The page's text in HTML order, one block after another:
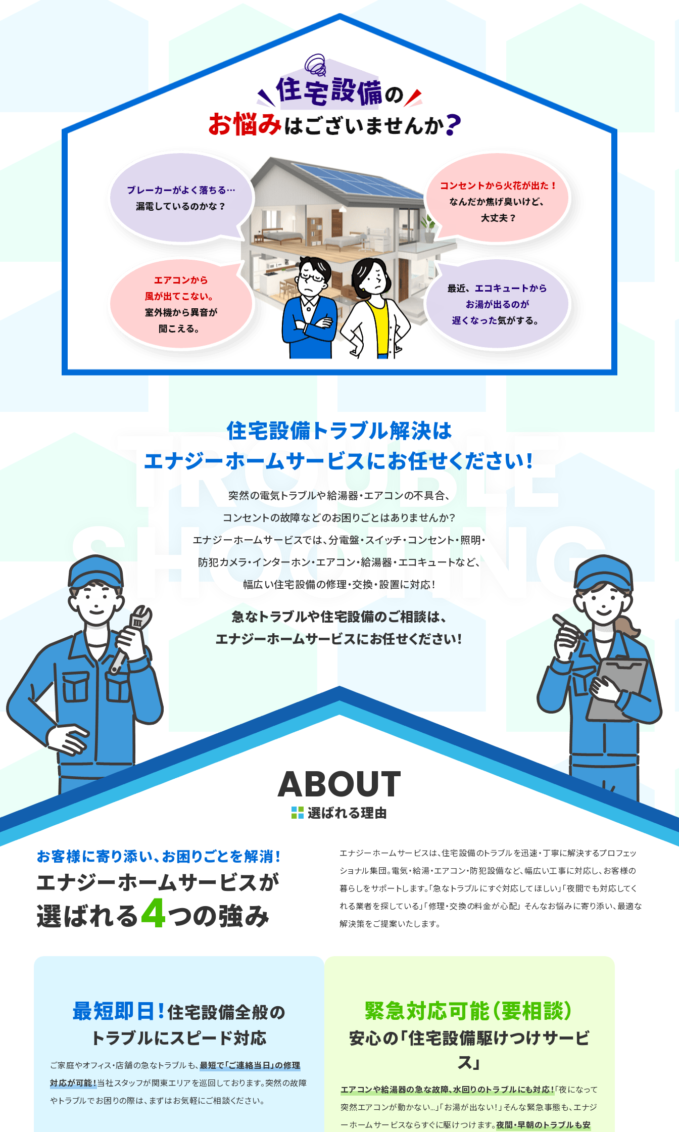
住宅設備トラブル解決は
エナジーホームサービスにお任せください！
突然の電気トラブルや給湯器・エアコンの不具合、
コンセントの故障などのお困りごとはありませんか？
エナジーホームサービスでは、分電盤・スイッチ・コンセント・照明・
防犯カメラ・インターホン・エアコン・給湯器・エコキュートなど、
幅広い住宅設備の修理・交換・設置に対応！
急なトラブルや住宅設備のご相談は、
エナジーホームサービスにお任せください！
TROUBLE
SHOOTING
ABOUT
選ばれる理由
お客様に寄り添い、お困りごとを解消！
エナジーホームサービスが
選ばれる4つの強み
エナジーホームサービスは、住宅設備のトラブルを迅速・丁寧に解決するプロフェッ
ショナル集団。電気・給湯・エアコン・防犯設備など、幅広い工事に対応し、お客様の
暮らしをサポートします。「急なトラブルにすぐ対応してほしい」「夜間でも対応してく
れる業者を探している」「修理・交換の料金が心配」 そんなお悩みに寄り添い、最適な
解決策をご提案いたします。
最短即日！住宅設備全般の
トラブルにスピード対応
ご家庭やオフィス・店舗の急なトラブルも、最短で「ご連絡当日」の修理
対応が可能！当社スタッフが関東エリアを巡回しております。突然の故障
やトラブルでお困りの際は、まずはお気軽にご相談ください。
緊急対応可能（要相談）
安心の「住宅設備駆けつけサービ
ス」
エアコンや給湯器の急な故障、水回りのトラブルにも対応！「夜になって
突然エアコンが動かない…」「お湯が出ない！」そんな緊急事態も、エナジ
ーホームサービスならすぐに駆けつけます。夜間・早朝のトラブルも安